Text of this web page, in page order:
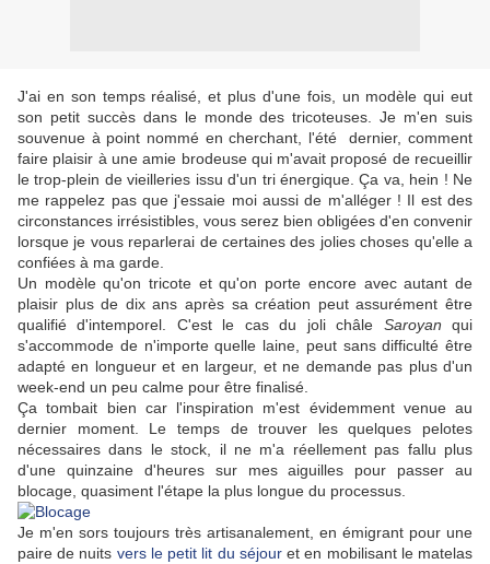
J'ai en son temps réalisé, et plus d'une fois, un modèle qui eut
son petit succès dans le monde des tricoteuses. Je m'en suis
souvenue à point nommé en cherchant, l'été dernier, comment
faire plaisir à une amie brodeuse qui m'avait proposé de recueillir
le trop-plein de vieilleries issu d'un tri énergique. Ça va, hein ! Ne
me rappelez pas que j'essaie moi aussi de m'alléger ! Il est des
circonstances irrésistibles, vous serez bien obligées d'en convenir
lorsque je vous reparlerai de certaines des jolies choses qu'elle a
confiées à ma garde.
Un modèle qu'on tricote et qu'on porte encore avec autant de
plaisir plus de dix ans après sa création peut assurément être
qualifié d'intemporel. C'est le cas du joli châle Saroyan qui
s'accommode de n'importe quelle laine, peut sans difficulté être
adapté en longueur et en largeur, et ne demande pas plus d'un
week-end un peu calme pour être finalisé.
Ça tombait bien car l'inspiration m'est évidemment venue au
dernier moment. Le temps de trouver les quelques pelotes
nécessaires dans le stock, il ne m'a réellement pas fallu plus
d'une quinzaine d'heures sur mes aiguilles pour passer au
blocage, quasiment l'étape la plus longue du processus.
Je m'en sors toujours très artisanalement, en émigrant pour une
paire de nuits vers le petit lit du séjouret en mobilisant le matelas